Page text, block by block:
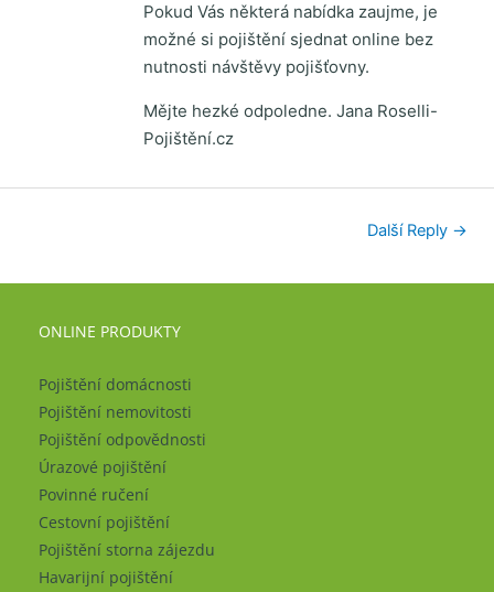
Pokud Vás některá nabídka zaujme, je
možné si pojištění sjednat online bez
nutnosti návštěvy pojišťovny.
Mějte hezké odpoledne. Jana Roselli-
Pojištění.cz
Další Reply →
ONLINE PRODUKTY
Pojištění domácnosti
Pojištění nemovitosti
Pojištění odpovědnosti
Úrazové pojištění
Povinné ručení
Cestovní pojištění
Pojištění storna zájezdu
Havarijní pojištění